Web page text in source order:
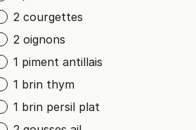
2 courgettes
2 oignons
1 piment antillais
1 brin thym
1 brin persil plat